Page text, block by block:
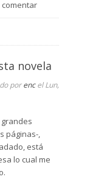
novela
porencel Lun,
páginas-,
está
lo cual me